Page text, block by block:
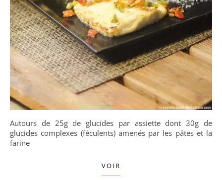
Autours de 25g de glucides par assiette dont 30g de
glucides complexes (féculents) amenés par les pâtes et la
farine
VOIR